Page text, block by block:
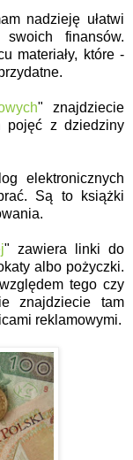
nadzieję ułatwi
finansów.
materiały, które -
" znajdziecie
pojęć z dziedziny
elektronicznych
Są to książki
" zawiera linki do
albo pożyczki.
tego czy
znajdziecie tam
reklamowymi.